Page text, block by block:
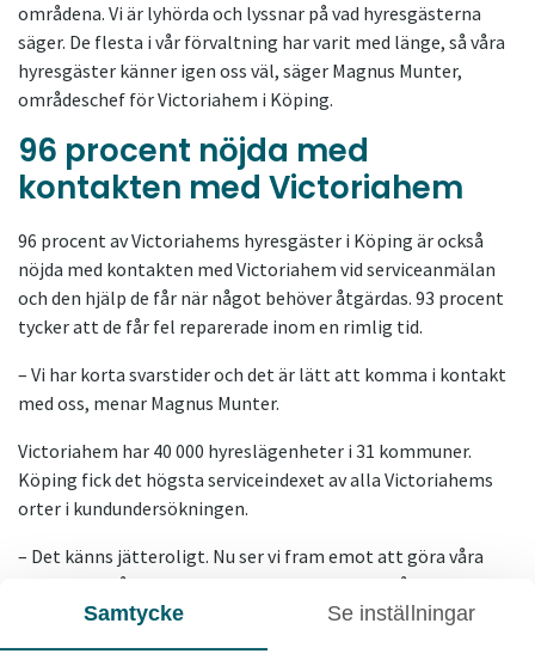
Samtycke Se inställningar
områdena. Vi är lyhörda och lyssnar på vad hyresgästerna
säger. De flesta i vår förvaltning har varit med länge, så våra
hyresgäster känner igen oss väl, säger Magnus Munter,
områdeschef för Victoriahem i Köping.
96 procent nöjda med
kontakten med Victoriahem
96 procent av Victoriahems hyresgäster i Köping är också
nöjda med kontakten med Victoriahem vid serviceanmälan
och den hjälp de får när något behöver åtgärdas. 93 procent
tycker att de får fel reparerade inom en rimlig tid.
– Vi har korta svarstider och det är lätt att komma i kontakt
med oss, menar Magnus Munter.
Victoriahem har 40 000 hyreslägenheter i 31 kommuner.
Köping fick det högsta serviceindexet av alla Victoriahems
orter i kundundersökningen.
– Det känns jätteroligt. Nu ser vi fram emot att göra våra
bostadsområden i Köping ännu trevligare för våra
hyresgäster, säger Magnus Munter.